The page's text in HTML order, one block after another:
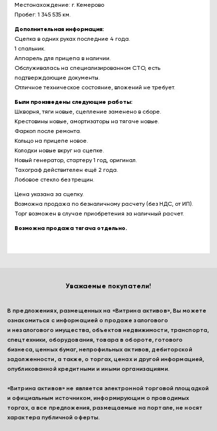
Местонахождение: г. Кемерово
Пробег: 1 345 535 км.
Дополнительная информация:
Сцепка в одних руках последние 4 года.
1 спальник.
Аппарель для прицепа в наличии.
Обслуживалась на специализированном СТО, есть
подтверждающие документы.
Отличное техническое состояние, вложений не требует.
Были произведены следующие работы:
Шкворня, тяги новые, сцепление заменено в сборе.
Крестовины новые, амортизаторы на тягаче новые.
Фаркоп после ремонта.
Кольцо на прицепе новое.
Колодки новые вкруг на сцепке.
Новый генератор, стартеру 1 год, оригинал.
Тахограф действителен ещё 2 года.
Лобовое стекло без трещин.
Цена указана за сцепку.
Возможна продажа по безналичному расчету (без НДС, от ИП).
Торг возможен в случае приобретения за наличный расчет.
Возможна продажа тягача отдельно.
Уважаемые покупатели!
В предложениях, размещенных на «Витрина активов», Вы можете
ознакомиться с информацией о продаже залогового
и незалогового имущества, объектов недвижимости, транспорта,
спецтехники, оборудования, товара в обороте, готового
бизнеса, ценных бумаг, непрофильных активов, дебиторской
задолженности, а также, о торгах, ценах и другой информацией,
опубликованной кредитными и иными организациями.
«Витрина активов» не является электронной торговой площадкой
и официальным источником, информирующим о проводимых
торгах, а все предложения, размещаемые на портале, не носят
характера публичной оферты.